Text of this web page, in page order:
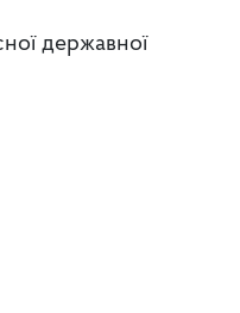
державної